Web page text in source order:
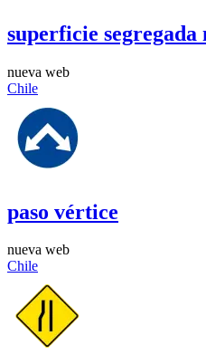
superficie
nueva web
Chile
paso vértice
nueva web
Chile